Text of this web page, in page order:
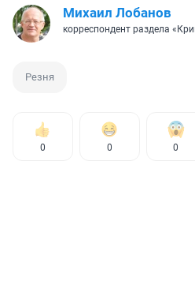
Михаил Лобанов
корреспондент раздела
Резня
0 0 0